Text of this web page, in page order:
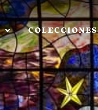
COLECCIONES